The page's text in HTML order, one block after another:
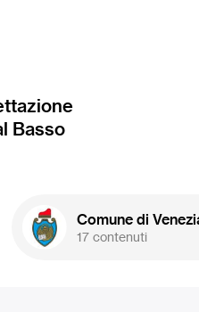
Basso
Comune di
17 contenuti